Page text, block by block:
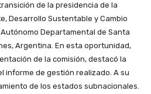
de la presidencia de la
Desarrollo Sustentable y Cambio
Departamental de Santa
Argentina. En esta oportunidad,
de la comisión, destacó la
informe de gestión realizado. A su
de los estados subnacionales.